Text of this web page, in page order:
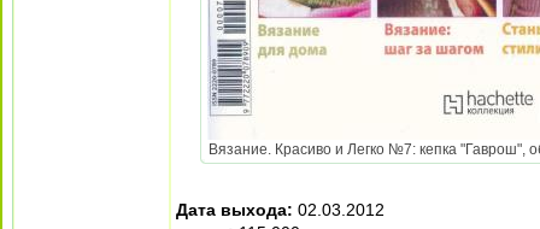
Вязание. Красиво и Легко №7: кепка "Гаврош",
Дата выхода: 02.03.2012